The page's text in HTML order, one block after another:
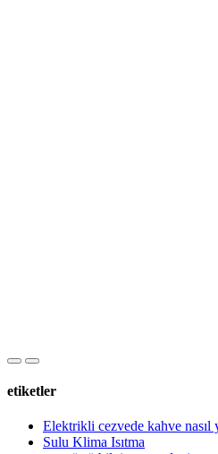
etiketler
Elektrikli cezvede kahve nasıl
Sulu Klima Isıtma